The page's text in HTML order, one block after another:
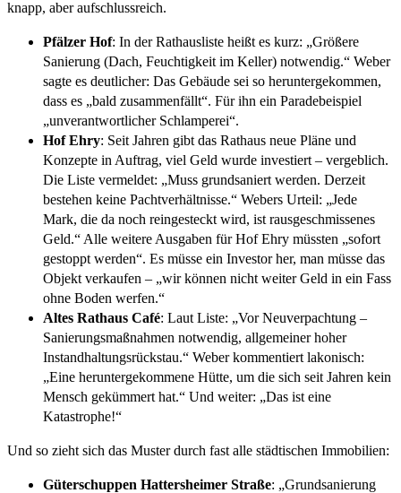
knapp, aber aufschlussreich.
Pfälzer Hof: In der Rathausliste heißt es kurz: „Größere
Sanierung (Dach, Feuchtigkeit im Keller) notwendig.“ Weber
sagte es deutlicher: Das Gebäude sei so heruntergekommen,
dass es „bald zusammenfällt“. Für ihn ein Paradebeispiel
„unverantwortlicher Schlamperei“.
Hof Ehry: Seit Jahren gibt das Rathaus neue Pläne und
Konzepte in Auftrag, viel Geld wurde investiert – vergeblich.
Die Liste vermeldet: „Muss grundsaniert werden. Derzeit
bestehen keine Pachtverhältnisse.“ Webers Urteil: „Jede
Mark, die da noch reingesteckt wird, ist rausgeschmissenes
Geld.“ Alle weitere Ausgaben für Hof Ehry müssten „sofort
gestoppt werden“. Es müsse ein Investor her, man müsse das
Objekt verkaufen – „wir können nicht weiter Geld in ein Fass
ohne Boden werfen.“
Altes Rathaus Café: Laut Liste: „Vor Neuverpachtung –
Sanierungsmaßnahmen notwendig, allgemeiner hoher
Instandhaltungsrückstau.“ Weber kommentiert lakonisch:
„Eine heruntergekommene Hütte, um die sich seit Jahren kein
Mensch gekümmert hat.“ Und weiter: „Das ist eine
Katastrophe!“
Und so zieht sich das Muster durch fast alle städtischen Immobilien:
Güterschuppen Hattersheimer Straße: „Grundsanierung